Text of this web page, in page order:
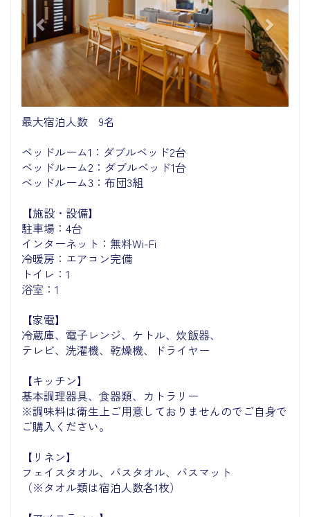
最大宿泊人数 9名
ベッドルーム1：ダブルベッド2台
ベッドルーム2：ダブルベッド1台
ベッドルーム3：布団3組
【施設・設備】
駐車場：4台
インターネット：無料Wi-Fi
冷暖房：エアコン完備
トイレ：1
浴室：1
【家電】
冷蔵庫、電子レンジ、ケトル、炊飯器、
テレビ、洗濯機、乾燥機、ドライヤー
【キッチン】
基本調理器具、食器類、カトラリー
※調味料は衛生上ご用意しておりませんのでご自身で
ご購入ください。
【リネン】
フェイスタオル、バスタオル、バスマット
（※タオル類は宿泊人数各1枚）